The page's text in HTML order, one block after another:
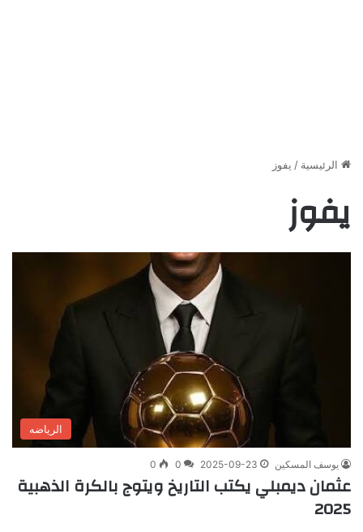
الرئيسية / يفوز
يفوز
الرياضه
يوسف المسكين 2025-09-23
0
0
عثمان ديمبلي يكتب التاريخ ويتوج بالكرة الذهبية
2025